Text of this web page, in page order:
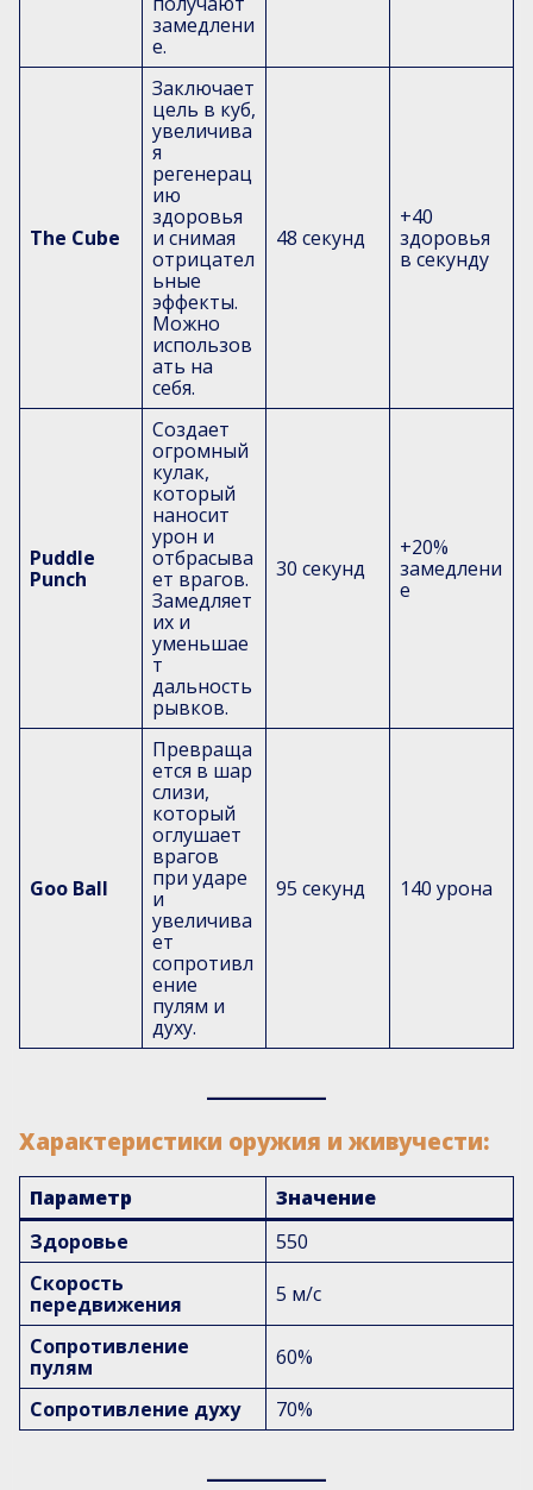
замедлени
е.
The Cube
Заключает
цель в куб,
увеличива
я
регенерац
ию
здоровья
и снимая
отрицател
ьные
эффекты.
Можно
использов
ать на
себя.
48 секунд
+40
здоровья
в секунду
Puddle
Punch
Создает
огромный
кулак,
который
наносит
урон и
отбрасыва
ет врагов.
Замедляет
их и
уменьшае
т
дальность
рывков.
30 секунд
+20%
замедлени
е
Goo Ball
Превраща
ется в шар
слизи,
который
оглушает
врагов
при ударе
и
увеличива
ет
сопротивл
ение
пулям и
духу.
95 секунд 140 урона
Характеристики оружия и живучести:
Параметр
Значение
Здоровье
550
Скорость
передвижения
5 м/с
Сопротивление
пулям
60%
Сопротивление духу
70%